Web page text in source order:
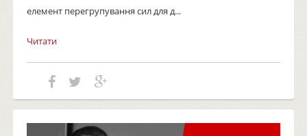
елемент перегрупування сил для д...
Читати